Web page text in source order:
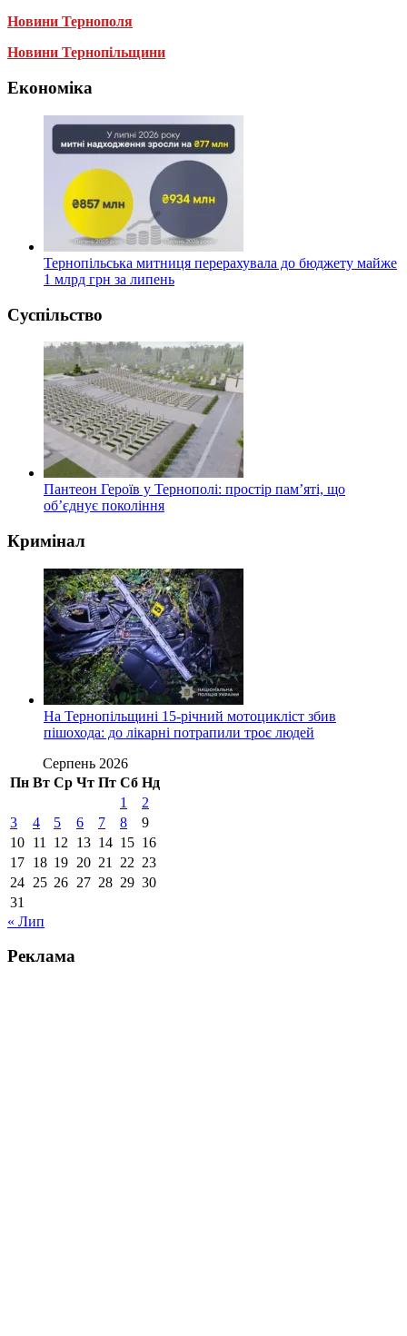
Новини Тернополя
Новини Тернопільщини
Економіка
Тернопільська митниця перерахувала до бюджету майже
1 млрд грн за липень
Суспільство
Пантеон Героїв у Тернополі: простір пам’яті, що
об’єднує покоління
Кримінал
На Тернопільщині 15-річний мотоцикліст збив
пішохода: до лікарні потрапили троє людей
Серпень 2026
Пн Вт Ср Чт Пт Сб Нд
1
2
3
4 5 6 7 8
9
10 11 12 13 14 15 16
17 18 19 20 21 22 23
24 25 26 27 28 29 30
31
« Лип
Реклама